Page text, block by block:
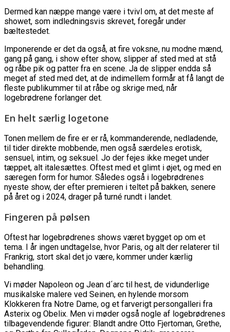
Dermed kan næppe mange være i tvivl om, at det meste af
showet, som indledningsvis skrevet, foregår under
bæltestedet.
Imponerende er det da også, at fire voksne, nu modne mænd,
gang på gang, i show efter show, slipper af sted med at stå
og råbe pik og patter fra en scene. Ja de slipper endda så
meget af sted med det, at de indimellem formår at få langt de
fleste publikummer til at råbe og skrige med, når
logebrødrene forlanger det.
En helt særlig logetone
Tonen mellem de fire er er rå, kommanderende, nedladende,
til tider direkte mobbende, men også særdeles erotisk,
sensuel, intim, og seksuel. Jo der fejes ikke meget under
tæppet, alt italesættes. Oftest med et glimt i øjet, og med en
særegen form for humor. Således også i logebrødrenes
nyeste show, der efter premieren i teltet på bakken, senere
på året og i 2024, drager på turné rundt i landet.
Fingeren på pølsen
Oftest har logebrødrenes shows været bygget op om et
tema. I år ingen undtagelse, hvor Paris, og alt der relaterer til
Frankrig, stort skal det jo være, kommer under kærlig
behandling.
Vi møder Napoleon og Jean d´arc til hest, de vidunderlige
musikalske malere ved Seinen, en hylende morsom
Klokkeren fra Notre Dame, og et farverigt persongalleri fra
Asterix og Obelix. Men vi møder også nogle af logebrødrenes
tilbagevendende figurer: Blandt andre Otto Fjertoman, Grethe,